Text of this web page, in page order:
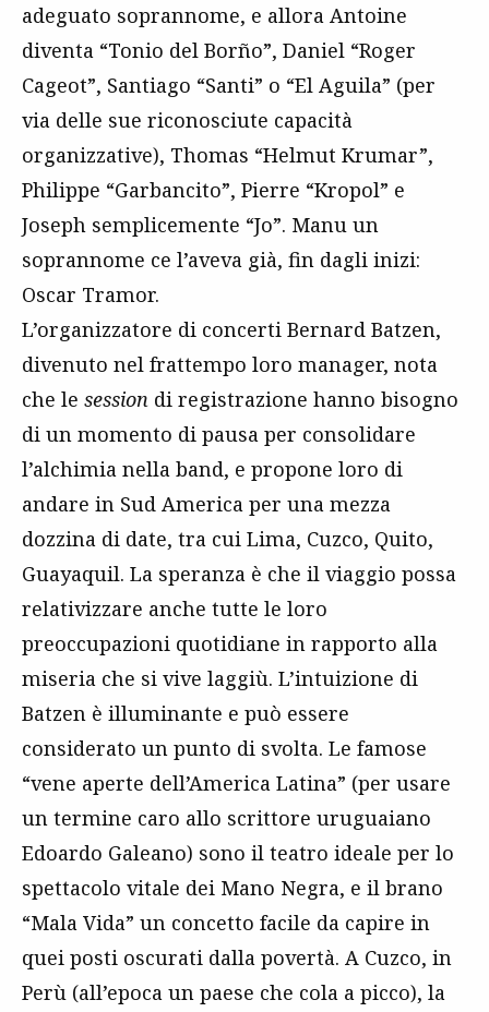
adeguato soprannome, e allora Antoine
diventa “Tonio del Borño”, Daniel “Roger
Cageot”, Santiago “Santi” o “El Aguila” (per
via delle sue riconosciute capacità
organizzative), Thomas “Helmut Krumar”,
Philippe “Garbancito”, Pierre “Kropol” e
Joseph semplicemente “Jo”. Manu un
soprannome ce l’aveva già, fin dagli inizi:
Oscar Tramor.
L’organizzatore di concerti Bernard Batzen,
divenuto nel frattempo loro manager, nota
che le session di registrazione hanno bisogno
di un momento di pausa per consolidare
l’alchimia nella band, e propone loro di
andare in Sud America per una mezza
dozzina di date, tra cui Lima, Cuzco, Quito,
Guayaquil. La speranza è che il viaggio possa
relativizzare anche tutte le loro
preoccupazioni quotidiane in rapporto alla
miseria che si vive laggiù. L’intuizione di
Batzen è illuminante e può essere
considerato un punto di svolta. Le famose
“vene aperte dell’America Latina” (per usare
un termine caro allo scrittore uruguaiano
Edoardo Galeano) sono il teatro ideale per lo
spettacolo vitale dei Mano Negra, e il brano
“Mala Vida” un concetto facile da capire in
quei posti oscurati dalla povertà. A Cuzco, in
Perù (all’epoca un paese che cola a picco), la